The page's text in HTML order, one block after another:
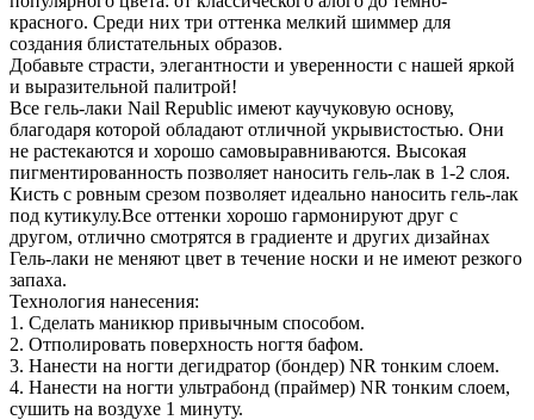
красного. Среди них три оттенка мелкий шиммер для
создания блистательных образов.
Добавьте страсти, элегантности и уверенности с нашей яркой
и выразительной палитрой!
Все гель-лаки Nail Republic имеют каучуковую основу,
благодаря которой обладают отличной укрывистостью. Они
не растекаются и хорошо самовыравниваются. Высокая
пигментированность позволяет наносить гель-лак в 1-2 слоя.
Кисть с ровным срезом позволяет идеально наносить гель-лак
под кутикулу.Все оттенки хорошо гармонируют друг с
другом, отлично смотрятся в градиенте и других дизайнах
Гель-лаки не меняют цвет в течение носки и не имеют резкого
запаха.
Технология нанесения:
1. Сделать маникюр привычным способом.
2. Отполировать поверхность ногтя бафом.
3. Нанести на ногти дегидратор (бондер) NR тонким слоем.
4. Нанести на ногти ультрабонд (праймер) NR тонким слоем,
сушить на воздухе 1 минуту.